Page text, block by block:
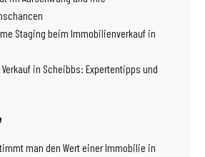
Staging beim Immobilienverkauf in
in Scheibbs: Expertentipps und
man den Wert einer Immobilie in